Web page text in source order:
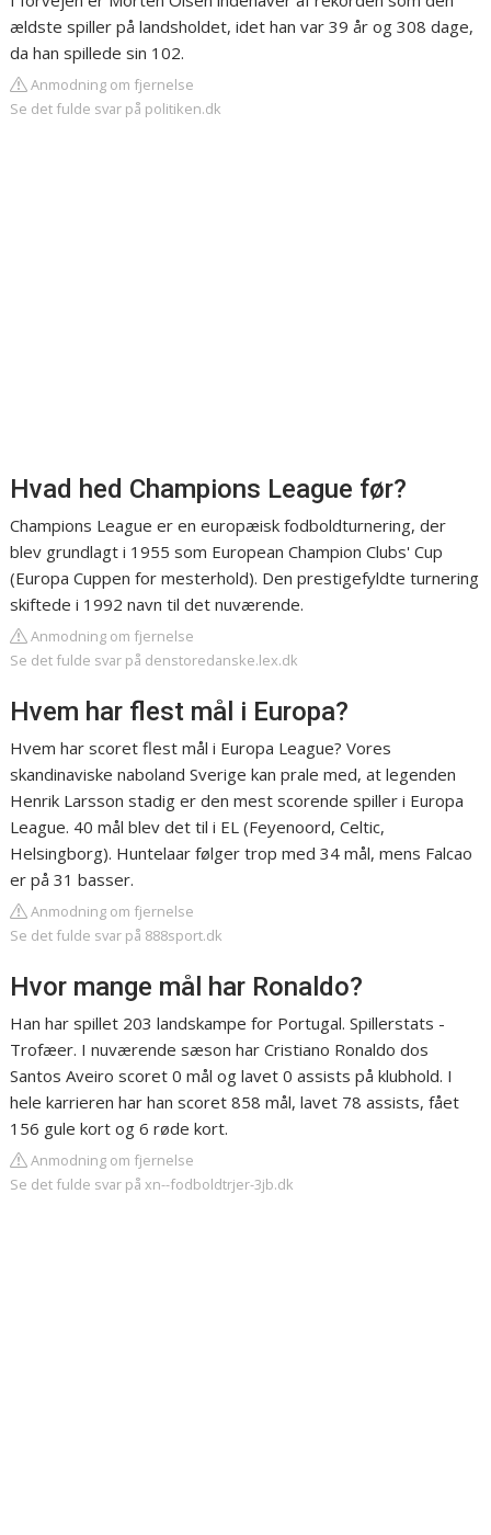
ældste spiller på landsholdet, idet han var 39 år og 308 dage,
da han spillede sin 102.
Anmodning om fjernelse
Se det fulde svar på politiken.dk
Hvad hed Champions League før?
Champions League er en europæisk fodboldturnering, der
blev grundlagt i 1955 som European Champion Clubs' Cup
(Europa Cuppen for mesterhold). Den prestigefyldte turnering
skiftede i 1992 navn til det nuværende.
Anmodning om fjernelse
Se det fulde svar på denstoredanske.lex.dk
Hvem har flest mål i Europa?
Hvem har scoret flest mål i Europa League? Vores
skandinaviske naboland Sverige kan prale med, at legenden
Henrik Larsson stadig er den mest scorende spiller i Europa
League. 40 mål blev det til i EL (Feyenoord, Celtic,
Helsingborg). Huntelaar følger trop med 34 mål, mens Falcao
er på 31 basser.
Anmodning om fjernelse
Se det fulde svar på 888sport.dk
Hvor mange mål har Ronaldo?
Han har spillet 203 landskampe for Portugal. Spillerstats -
Trofæer. I nuværende sæson har Cristiano Ronaldo dos
Santos Aveiro scoret 0 mål og lavet 0 assists på klubhold. I
hele karrieren har han scoret 858 mål, lavet 78 assists, fået
156 gule kort og 6 røde kort.
Anmodning om fjernelse
Se det fulde svar på xn--fodboldtrjer-3jb.dk